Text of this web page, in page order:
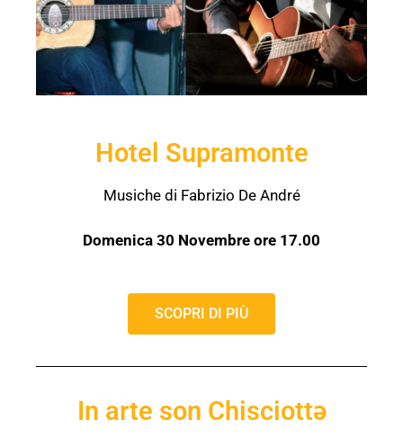
Hotel Supramonte
Musiche di Fabrizio De André
Domenica 30 Novembre ore 17.00
SCOPRI DI PIÙ
In arte son Chisciottə